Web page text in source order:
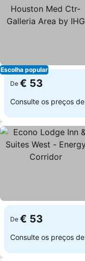
Escolha popular
De € 53
Consulte os preços de
De € 53
Consulte os preços de